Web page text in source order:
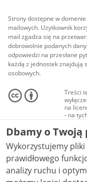
Strony dostępne w
mailowych. Użytkownik
mail zgadza się na
dobrowolnie podanych
odpowiedzi na przesłane
każdą z jednostek znajdują
osobowych.
Treści
na
- na
audio i
NC-ND
Dbamy o
Wykorzystujemy
prawidłowego
analizy ruchu i